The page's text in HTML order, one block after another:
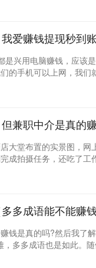
爱赚钱提现秒到账
是兴用电脑赚钱，应该
的手机可以上网，我们
兼职中介是真的赚
大堂布置的实景图，
成拍摄任务，还吃了工
多成语能不能赚钱
钱是真的吗?然后我了
多多成语也是如此。